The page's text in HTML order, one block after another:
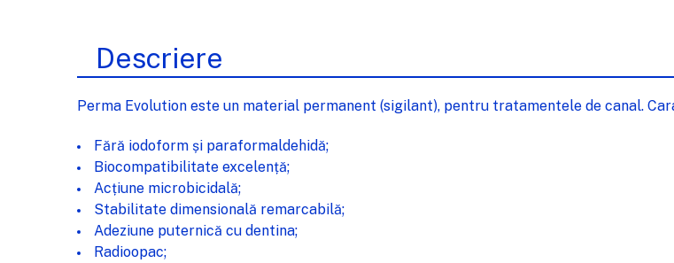
Descriere
Perma Evolution este un material permanent (sigilant), pentru tratamentele de canal.
Fără iodoform și paraformaldehidă;
Biocompatibilitate excelență;
Acțiune microbicidală;
Stabilitate dimensională remarcabilă;
Adeziune puternică cu dentina;
Radioopac;